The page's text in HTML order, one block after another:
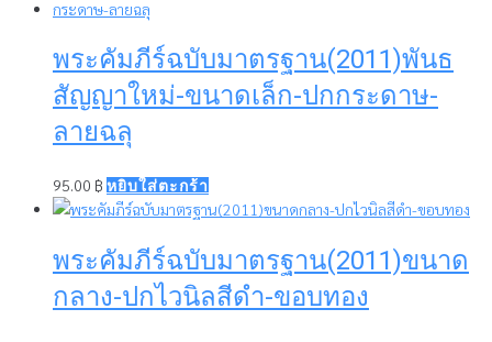
พระคัมภีร์ฉบับมาตรฐาน(2011)พันธ
สัญญาใหม่-ขนาดเล็ก-ปกกระดาษ-
ลายฉลุ
95.00 ฿ หยิบใส่ตะกร้า
พระคัมภีร์ฉบับมาตรฐาน(2011)ขนาด
กลาง-ปกไวนิลสีดำ-ขอบทอง